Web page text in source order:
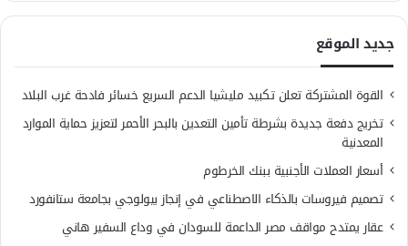
جديد الموقع
القوة المشتركة تعلن تكبيد مليشيا الدعم السريع خسائر فادحة غرب البلاد
تخريج دفعة جديدة بشرطة تأمين التعدين بالبحر الأحمر لتعزيز حماية الموارد
المعدنية
أسعار العملات الأجنبية ببنك الخرطوم
تصميم فيروسات بالذكاء الاصطناعي في إنجاز بيولوجي بجامعة ستانفورد
عقار يمتدح مواقف مصر الداعمة للسودان في وداع السفير هاني